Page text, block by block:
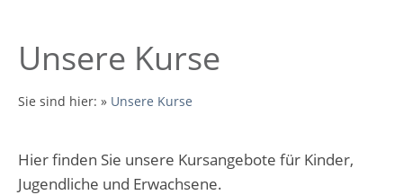
Unsere Kurse
Sie sind hier: » Unsere Kurse
Hier finden Sie unsere Kursangebote für Kinder,
Jugendliche und Erwachsene.